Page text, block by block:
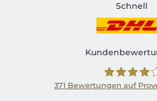
Schnell
371 Bewertungen auf